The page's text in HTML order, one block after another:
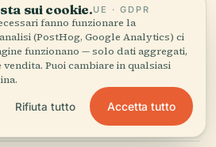
to Do Montpellier, 2025
Public History and Dark
sui cookie.UE · GDPR
fanno funzionare la
(PostHog, Google Analytics) ci
funzionano — solo dati aggregati,
Puoi cambiare in qualsiasi
Rifiuta tutto Accetta tutto